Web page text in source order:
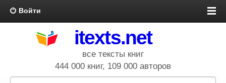
Войти
itexts.net
все тексты книг
444 000 книг, 109 000 авторов